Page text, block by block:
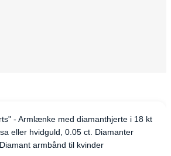
Diamant armbånd til kvinder